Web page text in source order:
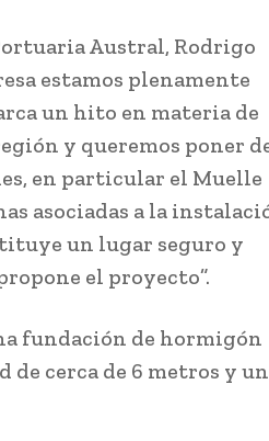
Austral, Rodrigo
estamos plenamente
un hito en materia de
y queremos poner
en particular el Muelle
asociadas a la
un lugar seguro y
el proyecto”.
fundación de hormigón
cerca de 6 metros y